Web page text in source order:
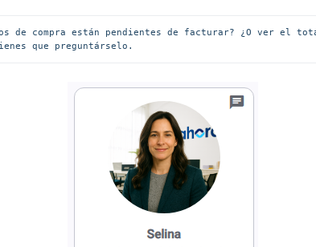
de compra están pendientes de facturar? ¿O ver el
que preguntárselo.